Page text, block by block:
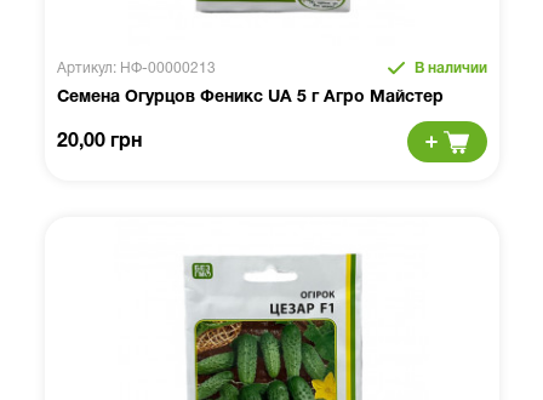
Артикул: НФ-00000213 В наличии
Семена Огурцов Феникс UA 5 г Агро Майстер
20,00 грн